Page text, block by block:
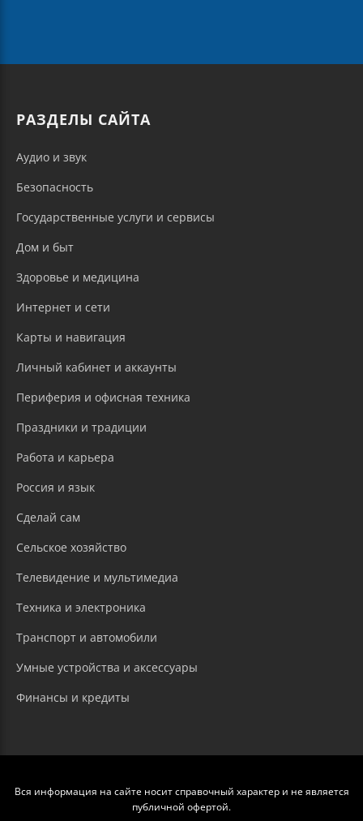
РАЗДЕЛЫ САЙТА
Аудио и звук
Безопасность
Государственные услуги и сервисы
Дом и быт
Здоровье и медицина
Интернет и сети
Карты и навигация
Личный кабинет и аккаунты
Периферия и офисная техника
Праздники и традиции
Работа и карьера
Россия и язык
Сделай сам
Сельское хозяйство
Телевидение и мультимедиа
Техника и электроника
Транспорт и автомобили
Умные устройства и аксессуары
Финансы и кредиты
Вся информация на сайте носит справочный характер и не является
публичной офертой.